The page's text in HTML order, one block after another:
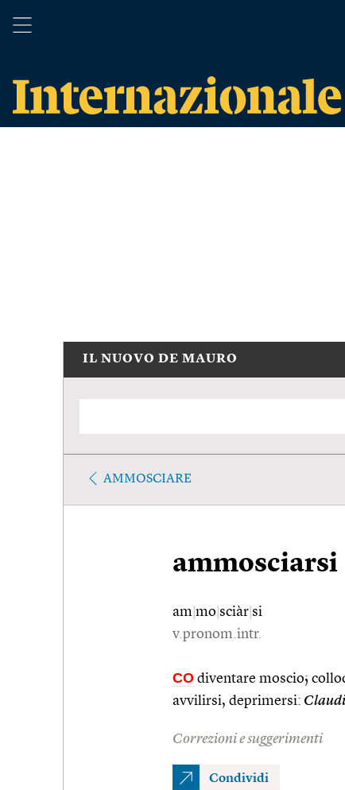
IL NUOVO DE MAURO
AMMOSCIARE
ammosciarsi
am mo sciàr si
v.pronom.intr.
CO diventare moscio;
avvilirsi, deprimersi:
Correzioni e suggerimenti
Condividi